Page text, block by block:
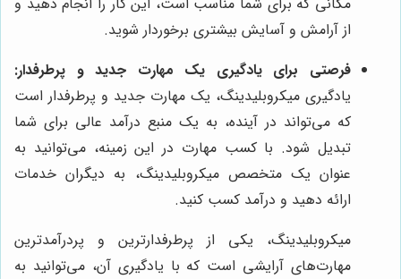
از آرامش و آسایش بیشتری برخوردار شوید.
فرصتی برای یادگیری یک مهارت جدید و پرطرفدار:
یادگیری میکروبلیدینگ، یک مهارت جدید و پرطرفدار است
که می‌تواند در آینده، به یک منبع درآمد عالی برای شما
تبدیل شود. با کسب مهارت در این زمینه، می‌توانید به
عنوان یک متخصص میکروبلیدینگ، به دیگران خدمات
ارائه دهید و درآمد کسب کنید.
میکروبلیدینگ، یکی از پرطرفدارترین و پردرآمدترین
مهارت‌های آرایشی است که با یادگیری آن، می‌توانید به